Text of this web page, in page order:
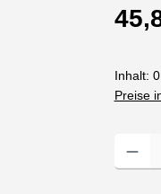
Inhalt:
Preise